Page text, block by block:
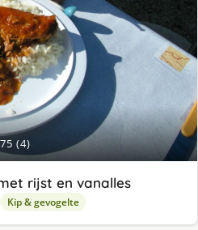
(4)
rijst en vanalles
Kip & gevogelte